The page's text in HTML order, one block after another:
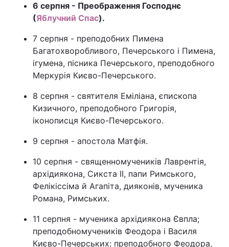
6 серпня - Преображення Господнє
(Яблучний Спас).
7 серпня - преподобних Пимена
Багатохворобливого, Печерського і Пимена,
ігумена, пісника Печерського, преподобного
Меркурія Києво-Печерського.
8 серпня - святителя Еміліана, єпископа
Кизичного, преподобного Григорія,
іконописця Києво-Печерського.
9 серпня - апостола Матфія.
10 серпня - священномучеників Лаврентія,
архідиякона, Сикста II, папи Римського,
Фелікіссіма й Агапіта, дияконів, мученика
Романа, Римських.
11 серпня - мученика архідиякона Євпла;
преподобномучеників Феодора і Василя
Києво-Печерських; преподобного Феодора,